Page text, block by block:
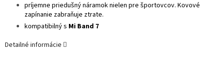
príjemne priedušný náramok nielen pre športovcov. Kovové
zapínanie zabraňuje ztrate.
kompatibilný s Mi Band 7
Detailné informácie